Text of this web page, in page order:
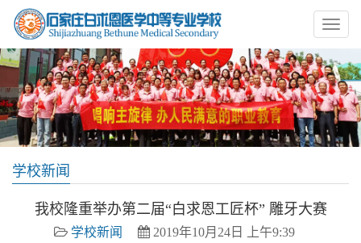
学校新闻
我校隆重举办第二届“白求恩工匠杯” 雕牙大赛
学校新闻 2019年10月24日 上午9:39